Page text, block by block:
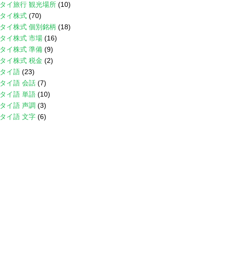
タイ旅行 観光場所 (10)
タイ株式 (70)
タイ株式 個別銘柄 (18)
タイ株式 市場 (16)
タイ株式 準備 (9)
タイ株式 税金 (2)
タイ語 (23)
タイ語 会話 (7)
タイ語 単語 (10)
タイ語 声調 (3)
タイ語 文字 (6)